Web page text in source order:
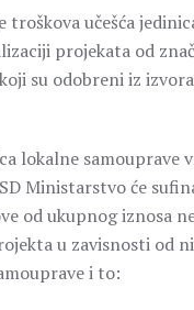
učešća
projekata od
su odobreni iz
lokalne samouprave
Ministarstvo će
od ukupnog iznosa
u zavisnosti od
i to: